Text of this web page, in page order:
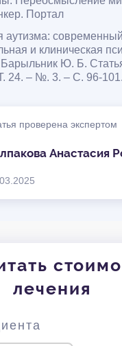
Портал
аутизма:
и клиническая
Ю. Б.
24. – №. 3. – С. 96-101.
проверена экспертом
Анастасия
лечения